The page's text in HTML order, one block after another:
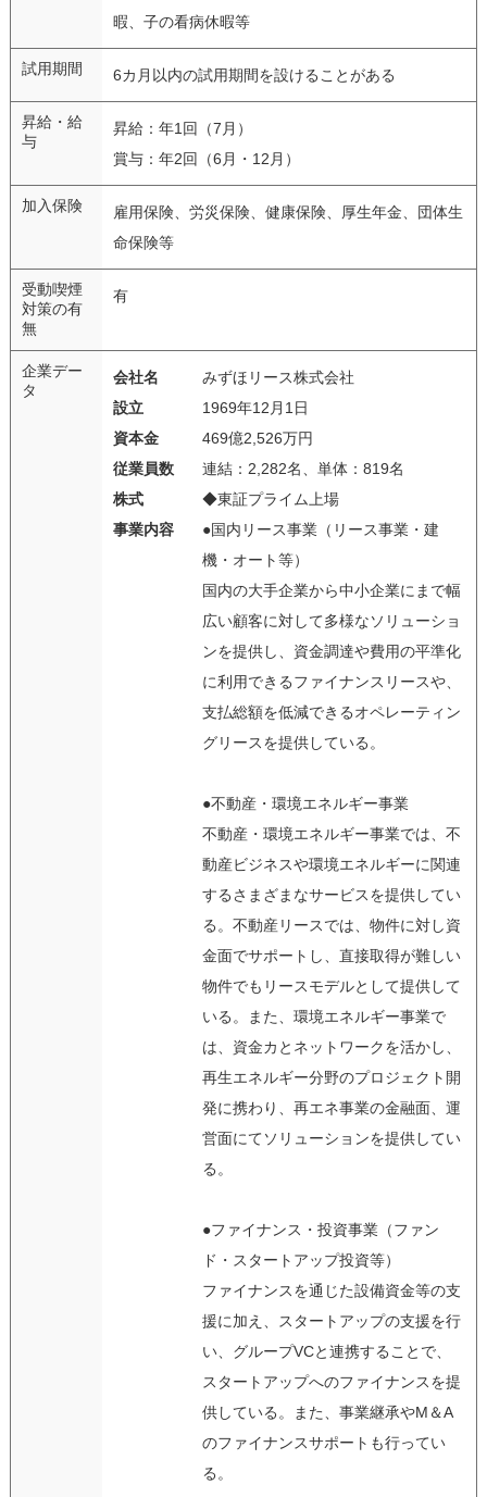
暇、子の看病休暇等
試用期間 6カ月以内の試用期間を設けることがある
昇給・給
与
昇給：年1回（7月）
賞与：年2回（6月・12月）
加入保険
雇用保険、労災保険、健康保険、厚生年金、団体生
命保険等
受動喫煙
対策の有
無
有
企業デー
タ
会社名
みずほリース株式会社
設立
1969年12月1日
資本金
469億2,526万円
従業員数
連結：2,282名、単体：819名
株式
◆東証プライム上場
事業内容
●国内リース事業（リース事業・建
機・オート等）
国内の大手企業から中小企業にまで幅
広い顧客に対して多様なソリューショ
ンを提供し、資金調達や費用の平準化
に利用できるファイナンスリースや、
支払総額を低減できるオペレーティン
グリースを提供している。
●不動産・環境エネルギー事業
不動産・環境エネルギー事業では、不
動産ビジネスや環境エネルギーに関連
するさまざまなサービスを提供してい
る。不動産リースでは、物件に対し資
金面でサポートし、直接取得が難しい
物件でもリースモデルとして提供して
いる。また、環境エネルギー事業で
は、資金カとネットワークを活かし、
再生エネルギー分野のプロジェクト開
発に携わり、再エネ事業の金融面、運
営面にてソリューションを提供してい
る。
●ファイナンス・投資事業（ファン
ド・スタートアップ投資等）
ファイナンスを通じた設備資金等の支
援に加え、スタートアップの支援を行
い、グループVCと連携することで、
スタートアップへのファイナンスを提
供している。また、事業継承やM＆A
のファイナンスサポートも行ってい
る。